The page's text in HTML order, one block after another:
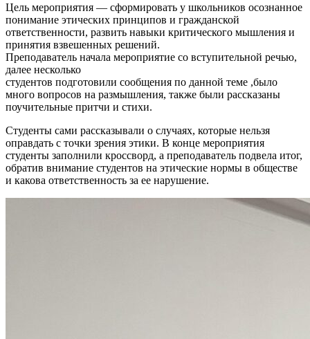
Цель мероприятия — сформировать у школьников осознанное
понимание этических принципов и гражданской
ответственности, развить навыки критического мышления и
принятия взвешенных решений.
Преподаватель начала мероприятие со вступительной речью,
далее несколько
студентов подготовили сообщения по данной теме ,было
много вопросов на размышления, также были рассказаны
поучительные притчи и стихи.
Студенты сами рассказывали о случаях, которые нельзя
оправдать с точки зрения этики. В конце мероприятия
студенты заполнили кроссворд, а преподаватель подвела итог,
обратив внимание студентов на этические нормы в обществе
и какова ответственность за ее нарушение.